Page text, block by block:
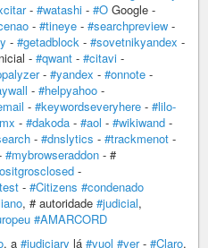
- #watashi - #O Google -
- #tineye - #searchpreview -
- #getadblock - #sovetnikyandex -
- #qwant - #citavi -
- #yandex - #onnote -
- #helpyahoo -
- #keywordseveryhere - #lilo-
- #dakoda - #aol - #wikiwand -
- #dnslytics - #trackmenot -
#mybrowseraddon - #
-
- #Citizens #condenado
, # autoridade #judicial,
#AMARCORD
, a #judiciary lá #vuol #ver- #Claro,